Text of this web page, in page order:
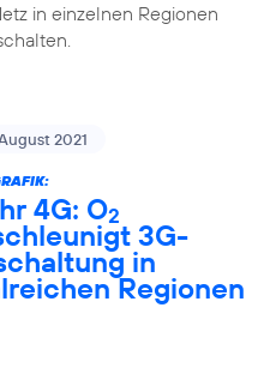
in einzelnen Regionen
2021
4G: O2
3G-
in
Regionen